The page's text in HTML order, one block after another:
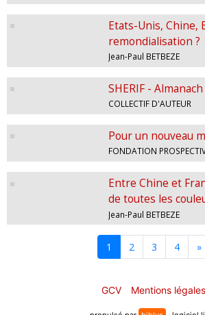
Etats-Unis, Chine,
remondialisation ?
Jean-Paul BETBEZE
SHERIF -
COLLECTIF D'AUTEUR
Pour un nouveau
FONDATION
Entre Chine et
de toutes les
Jean-Paul BETBEZE
1 2 3 4 »
GCV Mentions légales